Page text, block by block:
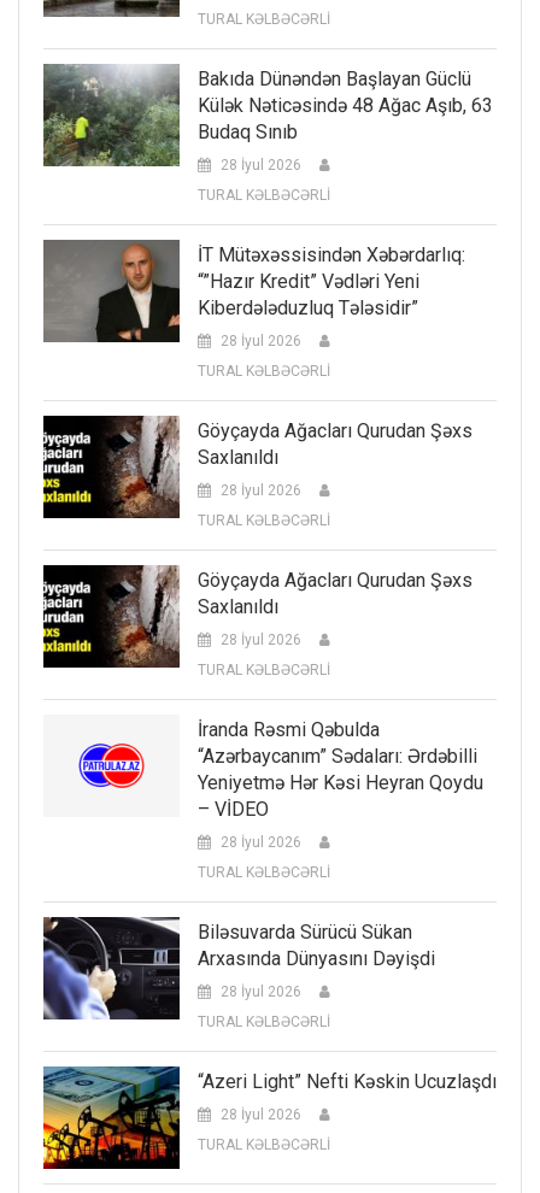
TURAL KƏLBƏCƏRLİ
Bakıda Dünəndən Başlayan Güclü
Külək Nəticəsində 48 Ağac Aşıb, 63
Budaq Sınıb
28 İyul 2026
TURAL KƏLBƏCƏRLİ
İT Mütəxəssisindən Xəbərdarlıq:
“”Hazır Kredit” Vədləri Yeni
Kiberdələduzluq Tələsidir”
28 İyul 2026
TURAL KƏLBƏCƏRLİ
Göyçayda Ağacları Qurudan Şəxs
Saxlanıldı
28 İyul 2026
TURAL KƏLBƏCƏRLİ
Göyçayda Ağacları Qurudan Şəxs
Saxlanıldı
28 İyul 2026
TURAL KƏLBƏCƏRLİ
İranda Rəsmi Qəbulda
“Azərbaycanım” Sədaları: Ərdəbilli
Yeniyetmə Hər Kəsi Heyran Qoydu
– VİDEO
28 İyul 2026
TURAL KƏLBƏCƏRLİ
Biləsuvarda Sürücü Sükan
Arxasında Dünyasını Dəyişdi
28 İyul 2026
TURAL KƏLBƏCƏRLİ
“Azeri Light” Nefti Kəskin Ucuzlaşdı
28 İyul 2026
TURAL KƏLBƏCƏRLİ